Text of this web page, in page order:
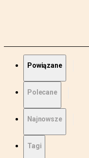
Powiązane
Polecane
Najnowsze
Tagi